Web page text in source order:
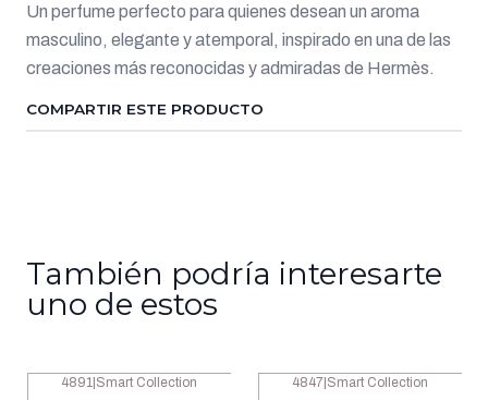
Un perfume perfecto para quienes desean un aroma
masculino, elegante y atemporal, inspirado en una de las
creaciones más reconocidas y admiradas de Hermès.
COMPARTIR ESTE PRODUCTO
También podría interesarte
uno de estos
4891| Smart Collection 4847| Smart Collection